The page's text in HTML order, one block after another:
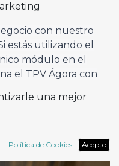
con nuestro
estás utilizando el
módulo en el
el TPV Ágora con
una mejor
Política de Cookies Acepto